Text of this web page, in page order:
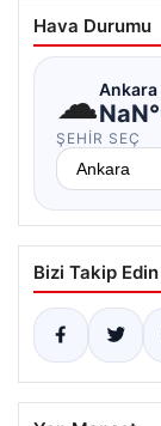
Hava Durumu
☁Ankara
ŞEHIR SEÇ
Bizi Takip Edin